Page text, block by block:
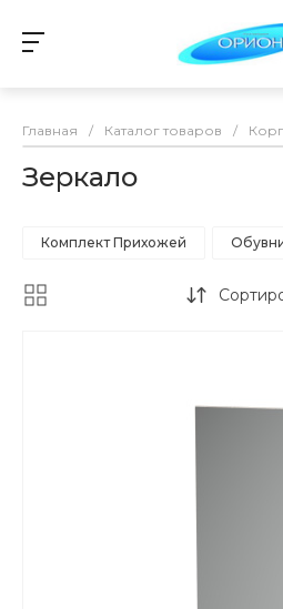
Главная / Каталог товаров /
Зеркало
Комплект Прихожей